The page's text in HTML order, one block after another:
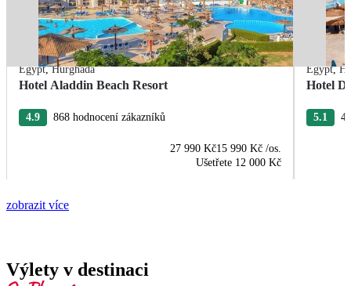
Egypt,Hurghada
Hotel Aladdin Beach Resort
4.9 868 hodnocení zákazníků
27 990 Kč15 990 Kč /os.
Ušetřete 12 000 Kč
Egypt,
Hotel
5.1
zobrazit více
Výlety v destinaci